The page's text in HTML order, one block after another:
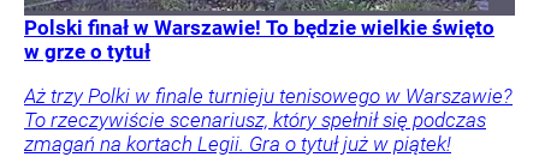
Polski finał w Warszawie! To będzie wielkie święto
w grze o tytuł
Aż trzy Polki w finale turnieju tenisowego w Warszawie?
To rzeczywiście scenariusz, który spełnił się podczas
zmagań na kortach Legii. Gra o tytuł już w piątek!